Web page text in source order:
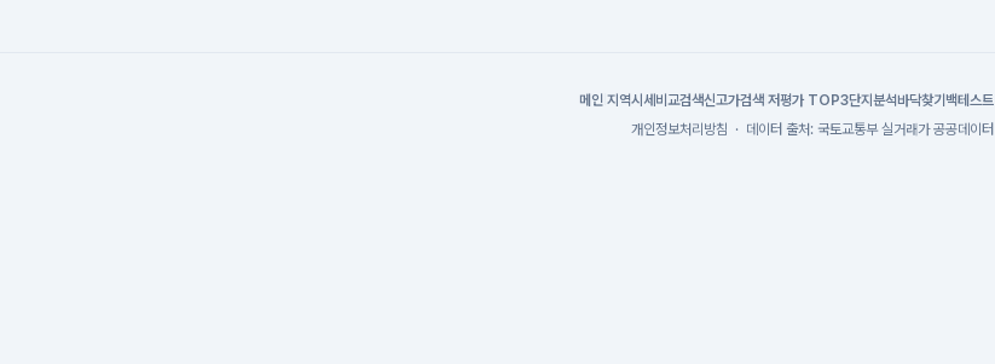
메인 지역시세 비교검색신고가검색 저평가 TOP3단지분석 바닥찾기 백테스트
개인정보처리방침 · 데이터 출처: 국토교통부 실거래가 공공데이터